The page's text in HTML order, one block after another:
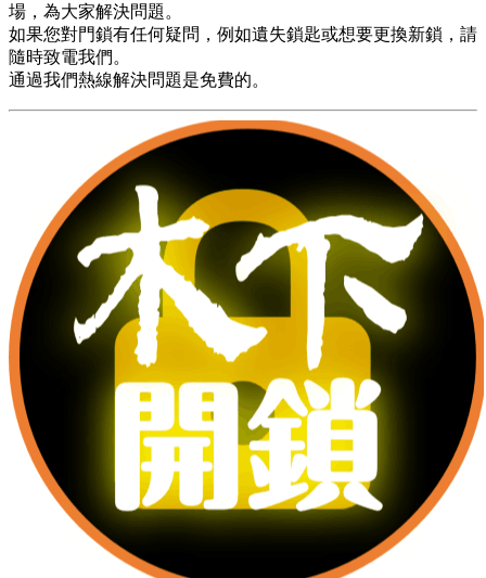
場，為大家解決問題。
如果您對門鎖有任何疑問，例如遺失鎖匙或想要更換新鎖，請
隨時致電我們。
通過我們熱線解決問題是免費的。